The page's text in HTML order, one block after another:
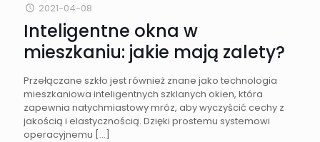
2021-04-08
Inteligentne okna w
mieszkaniu: jakie mają zalety?
Przełączane szkło jest również znane jako technologia
mieszkaniowa inteligentnych szklanych okien, która
zapewnia natychmiastowy mróz, aby wyczyścić cechy z
jakością i elastycznością. Dzięki prostemu systemowi
operacyjnemu […]